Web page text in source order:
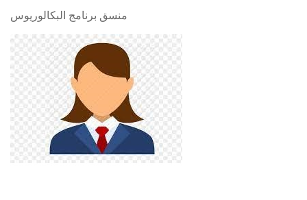
منسق برنامج البكالوريوس